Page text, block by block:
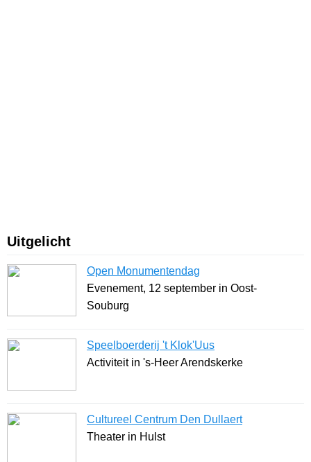
Uitgelicht
Open Monumentendag
Evenement, 12 september in Oost-
Souburg
Speelboerderij 't Klok'Uus
Activiteit in 's-Heer Arendskerke
Cultureel Centrum Den Dullaert
Theater in Hulst